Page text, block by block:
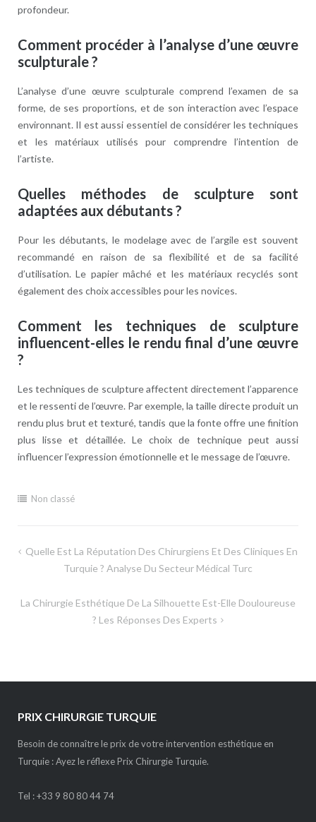
profondeur.
Comment procéder à l’analyse d’une œuvre
sculpturale ?
L’analyse d’une œuvre sculpturale comprend l’examen de sa
forme, de ses proportions, et de son interaction avec l’espace
environnant. Il est aussi essentiel de considérer les techniques
et les matériaux utilisés pour comprendre l’intention de
l’artiste.
Quelles méthodes de sculpture sont
adaptées aux débutants ?
Pour les débutants, le modelage avec de l’argile est souvent
recommandé en raison de sa flexibilité et de sa facilité
d’utilisation. Le papier mâché et les matériaux recyclés sont
également des choix accessibles pour les novices.
Comment les techniques de sculpture
influencent-elles le rendu final d’une œuvre
?
Les techniques de sculpture affectent directement l’apparence
et le ressenti de l’œuvre. Par exemple, la taille directe produit un
rendu plus brut et texturé, tandis que la fonte offre une finition
plus lisse et détaillée. Le choix de technique peut aussi
influencer l’expression émotionnelle et le message de l’œuvre.
Non classé
Navigation
Quelle Est La Réputation Des Chirurgiens Et Des Cliniques En
Turquie ? Analyse Du Secteur Médical Turc
La Chirurgie Esthétique De La Silhouette Est-Elle Douloureuse
? Les Réponses Des Experts
PRIX CHIRURGIE TURQUIE
Besoin de connaître le prix de votre intervention esthétique en
Turquie : Ayez le réflexe Prix Chirurgie Turquie.
Tel :+33 9 80 80 44 74